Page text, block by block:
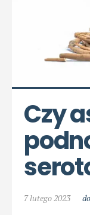
Czy
7 lutego 2023